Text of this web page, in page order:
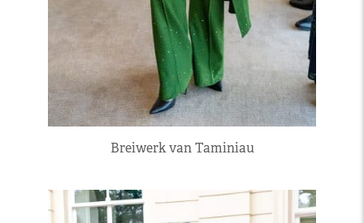
Breiwerk van Taminiau